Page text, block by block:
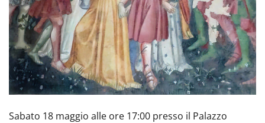
Sabato 18 maggio alle ore 17:00 presso il Palazzo